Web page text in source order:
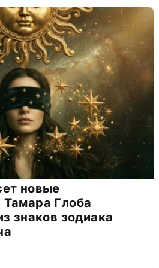
новые
Глоба
знаков зодиака